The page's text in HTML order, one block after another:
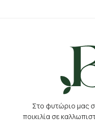
Στο φυτώριο μας
ποικιλία σε